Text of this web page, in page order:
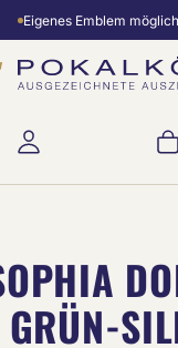
Eigenes Emblem möglich